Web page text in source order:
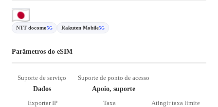
NTT docomo5G Rakuten Mobile5G
Parâmetros do eSIM
Suporte de serviço
Dados
Suporte de ponto de acesso
Apoio, suporte
Exportar IP
Taxa
Atingir taxa limite